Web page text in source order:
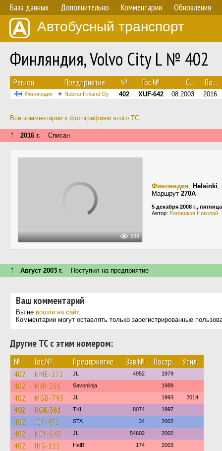
База данных Дополнительно Комментарии Обновления
Автобусный транспорт
Финляндия, Volvo City L № 402
Регион Предприятие № Гос.№ С... По...
Финляндия Nobina Finland Oy 402 XUF-642 08.2003 2016
Все комментарии к фотографиям этого ТС
↑ 2016 г. Списан
538
Финляндия, Helsinki,
Маршрут 270А
5 декабря 2008 г., пятница
Автор: Роговиков Николай
↑ Август 2003 г. Поступил на предприятие
Ваш комментарий
Вы не вошли на сайт.
Комментарии могут оставлять только зарегистрированные
Другие ТС с этим номером:
№ Гос.№ Предприятие Зав.№ Постр. Утил.
402 HME-272 JL 4952 1979
402 MJR-266 Savonlinja 1989
402 MGB-795 JL 1993 2014
402 RGK-361 TKL 8074 1997
402 JEY-471 STA 34 2002
402 NEY-542 JL 54602 2002
402 IHG-111 HelB 174 2003